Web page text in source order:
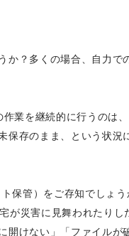
か？多くの場合、自力で
業を継続的に行うのは
保存のまま、という状況
保管）をご存知でしょう
が災害に見舞われたりし
開けない」「ファイルが